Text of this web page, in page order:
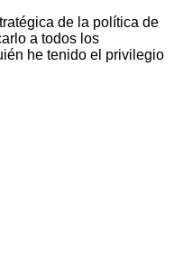
de la política de
a todos los
he tenido el privilegio